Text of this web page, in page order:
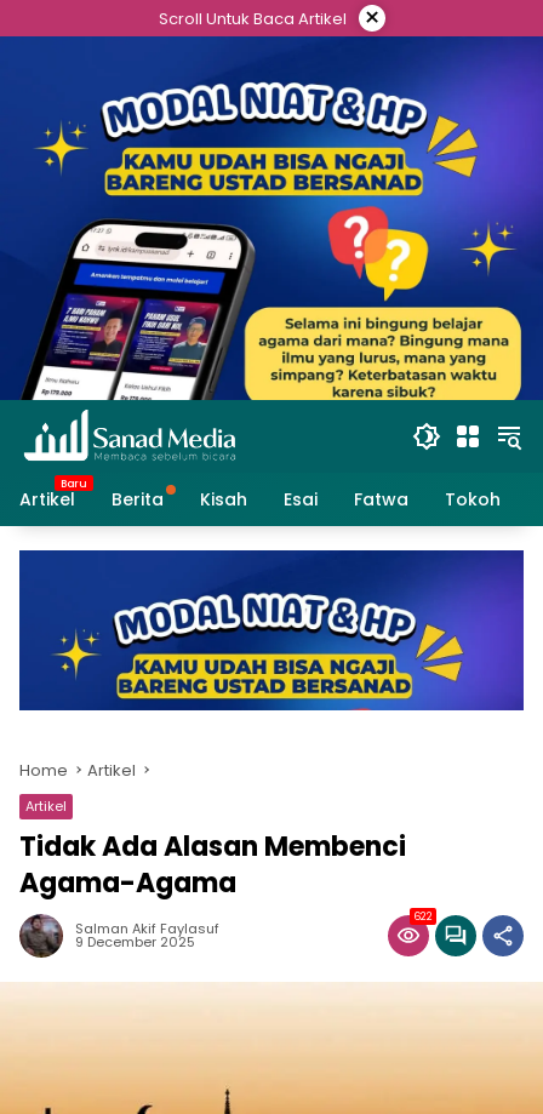
to
Scroll Untuk Baca Artikel ×
Artikel Berita Kisah Esai Fatwa Tokoh
Home Artikel
Artikel
Tidak Ada Alasan Membenci
Agama-Agama
Salman Akif Faylasuf
9 December 2025
622